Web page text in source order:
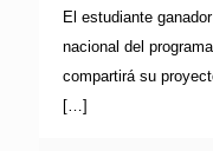
El estudiante
nacional del
compartirá su
[…]